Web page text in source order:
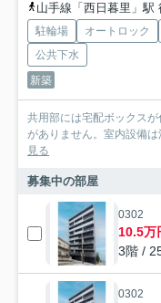
山手線「西日暮里」駅
駐輪場 オートロック
公共下水
新築
共用部には宅配ボックス
がありません。室内設備
見る
募集中の部屋
0302
10.5万
3階 /
0302